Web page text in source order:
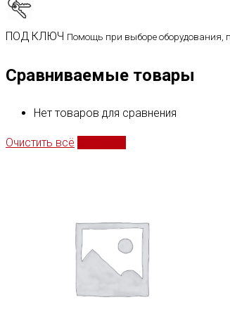
ПОД КЛЮЧ Помощь при выборе оборудования,
Сравниваемые товары
Нет товаров для сравнения
Очистить всё